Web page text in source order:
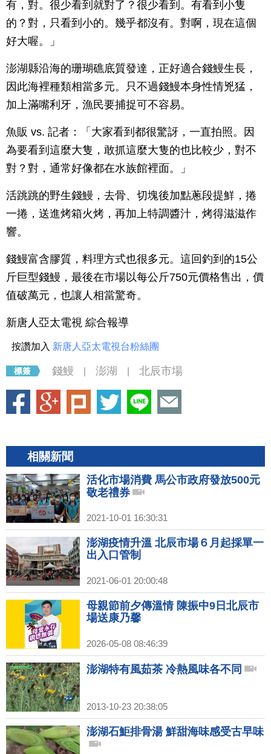
有，對。很少看到就對了？很少看到。有看到小隻
的？對，只看到小的。幾乎都沒有。對啊，現在這個
好大喔。」
澎湖縣沿海的珊瑚礁底質發達，正好適合錢鰻生長，
因此海裡種類相當多元。只不過錢鰻本身性情兇猛，
加上滿嘴利牙，漁民要捕捉可不容易。
魚販 vs. 記者：「大家看到都很驚訝，一直拍照。因
為要看到這麼大隻，敢抓這麼大隻的也比較少，對不
對？對，通常好像都在水族館裡面。」
活跳跳的野生錢鰻，去骨、切塊後加點蔥段提鮮，捲
一捲，送進烤箱火烤，再加上特調醬汁，烤得滋滋作
響。
錢鰻富含膠質，料理方式也很多元。這回釣到的15公
斤巨型錢鰻，最後在市場以每公斤750元價格售出，價
值破萬元，也讓人相當驚奇。
新唐人亞太電視 綜合報導
按讚加入 新唐人亞太電視台粉絲團
錢鰻 澎湖 北辰市場
相關新聞
活化市場消費 馬公市政府發放500元
敬老禮券
2021-10-01 16:30:31
澎湖疫情升溫 北辰市場６月起採單一
出入口管制
2021-06-01 20:00:48
母親節前夕傳溫情 陳振中9日北辰市
場送康乃馨
2026-05-08 08:46:39
澎湖特有風茹茶 冷熱風味各不同
2013-10-23 20:38:05
澎湖石鮔排骨湯 鮮甜海味感受古早味